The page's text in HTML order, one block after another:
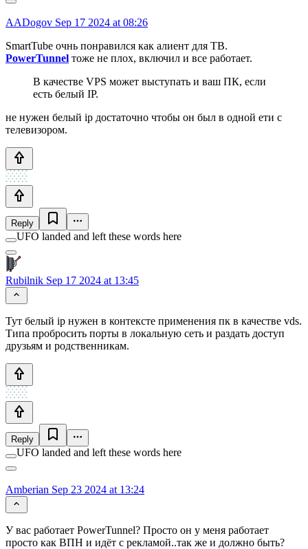
AADogov Sep 17 2024 at 08:26
SmartTube очнь понравился как алиент для ТВ.
PowerTunnel тоже не плох, включил и все работает.
В качестве VPS может выступать и ваш ПК, если
есть белый IP.
не нужен белый ip достаточно чтобы он был в одной ети с
телевизором.
Reply
UFO landed and left these words here
Rubilnik Sep 17 2024 at 13:45
Тут белый ip нужен в контексте применения пк в качестве vds.
Типа пробросить порты в локальную сеть и раздать доступ
друзьям и родственникам.
Reply
UFO landed and left these words here
Amberian Sep 23 2024 at 13:24
У вас работает PowerTunnel? Просто он у меня работает
просто как ВПН и идёт с рекламой..так же и должно быть?